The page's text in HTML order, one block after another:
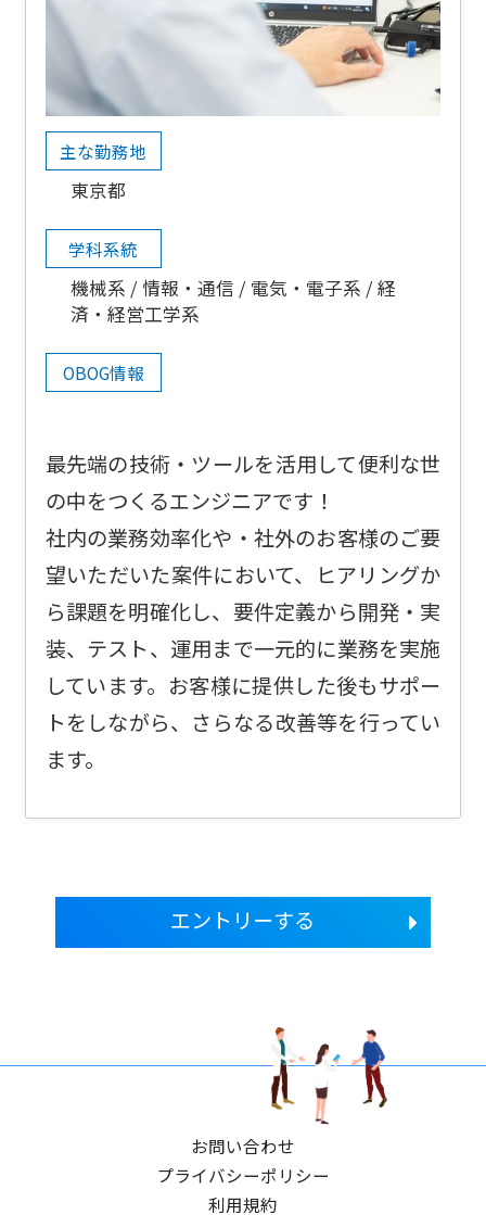
主な勤務地
東京都
学科系統
機械系 情報・通信 電気・電子系
経
済・経営工学系
OBOG情報
最先端の技術・ツールを活用して便利な世
の中をつくるエンジニアです！
社内の業務効率化や・社外のお客様のご要
望いただいた案件において、ヒアリングか
ら課題を明確化し、要件定義から開発・実
装、テスト、運用まで一元的に業務を実施
しています。お客様に提供した後もサポー
トをしながら、さらなる改善等を行ってい
ます。
エントリーする
お問い合わせ
プライバシーポリシー
利用規約